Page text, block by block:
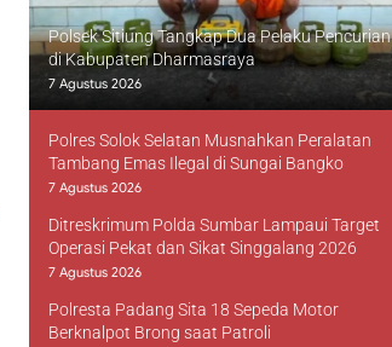
Polsek Sitiung Tangkap Dua Pelaku Pencurian
di Kabupaten Dharmasraya
7 Agustus 2026
Polres Solok Selatan Musnahkan Peralatan
Tambang Emas Ilegal di Sungai Bangko
7 Agustus 2026
Ditreskrimum Polda Sumbar Lampaui Target
Operasi Pekat dan Sikat Singgalang 2026
7 Agustus 2026
Polresta Padang Sita 18 Sepeda Motor
Berknalpot Brong saat Patroli